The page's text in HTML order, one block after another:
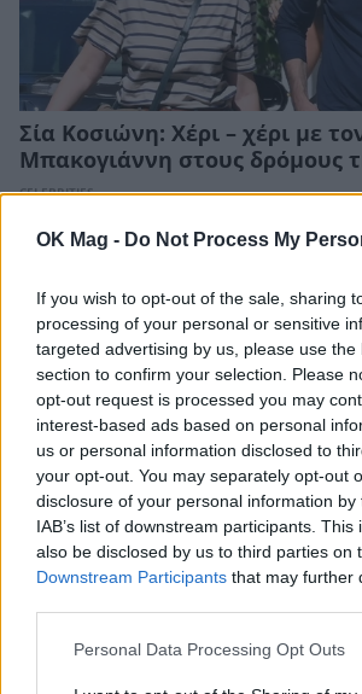
OK Mag - Do Not Process My
If you wish to opt-out of the sale, sharing
processing of your personal or sensitive
targeted advertising by us, please use the
section to confirm your selection. Please
opt-out request is processed you may
interest-based ads based on personal
us or personal information disclosed to
your opt-out. You may separately opt-out
disclosure of your personal information
IAB’s list of downstream participants.
also be disclosed by us to third parties on
Downstream Participants that may further
Personal Data Processing Opt Outs
Σία Κοσιώνη: Χέρι – χέρι με
Μπακογιάννη στους δρόμους
CELEBRITIES
ΣΙΑ ΚΟΣΙΩΝΗ ΧΡΙΣΤΙΝΑ ΒΙΔΟΥ
ΠΕΡΙΣΣΟΤΕΡΑ ΣΤΟ